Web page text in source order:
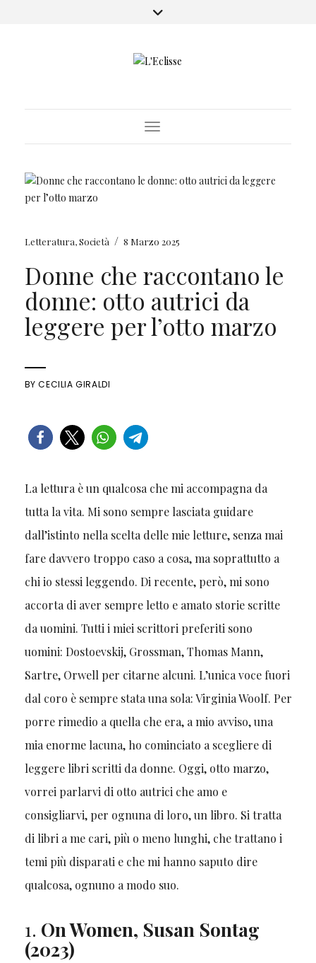
Toggle Navigation
Letteratura,Società / 8 Marzo 2025
Donne che raccontano le
donne: otto autrici da
leggere per l’otto marzo
BYCECILIA GIRALDI
La lettura è un qualcosa che mi accompagna da
tutta la vita. Mi sono sempre lasciata guidare
dall’istinto nella scelta delle mie letture, senza mai
fare davvero troppo caso a cosa, ma soprattutto a
chi io stessi leggendo. Di recente, però, mi sono
accorta di aver sempre letto e amato storie scritte
da uomini. Tutti i miei scrittori preferiti sono
uomini: Dostoevskij, Grossman, Thomas Mann,
Sartre, Orwell per citarne alcuni. L’unica voce fuori
dal coro è sempre stata una sola: Virginia Woolf. Per
porre rimedio a quella che era, a mio avviso, una
mia enorme lacuna, ho cominciato a scegliere di
leggere libri scritti da donne. Oggi, otto marzo,
vorrei parlarvi di otto autrici che amo e
consigliarvi, per ognuna di loro, un libro. Si tratta
di libri a me cari, più o meno lunghi, che trattano i
temi più disparati e che mi hanno saputo dire
qualcosa, ognuno a modo suo.
1. On Women, Susan Sontag
(2023)